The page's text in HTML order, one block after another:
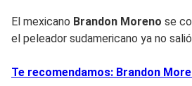
El mexicano Brandon Moreno se
el peleador sudamericano ya no
Te recomendamos: Brandon